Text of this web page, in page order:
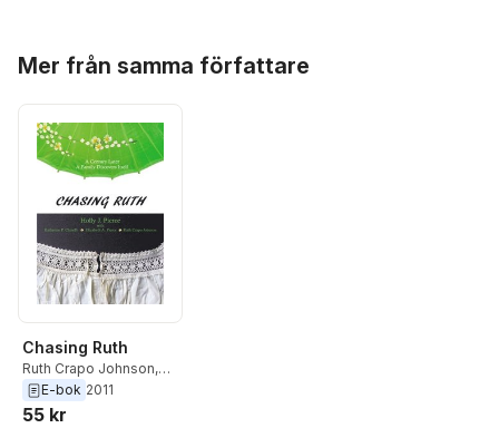
Mer från samma författare
Chasing Ruth
Ruth Crapo Johnson,
Katherine P. Chinelli
Holly J. Pierce
E-bok 2011
55 kr